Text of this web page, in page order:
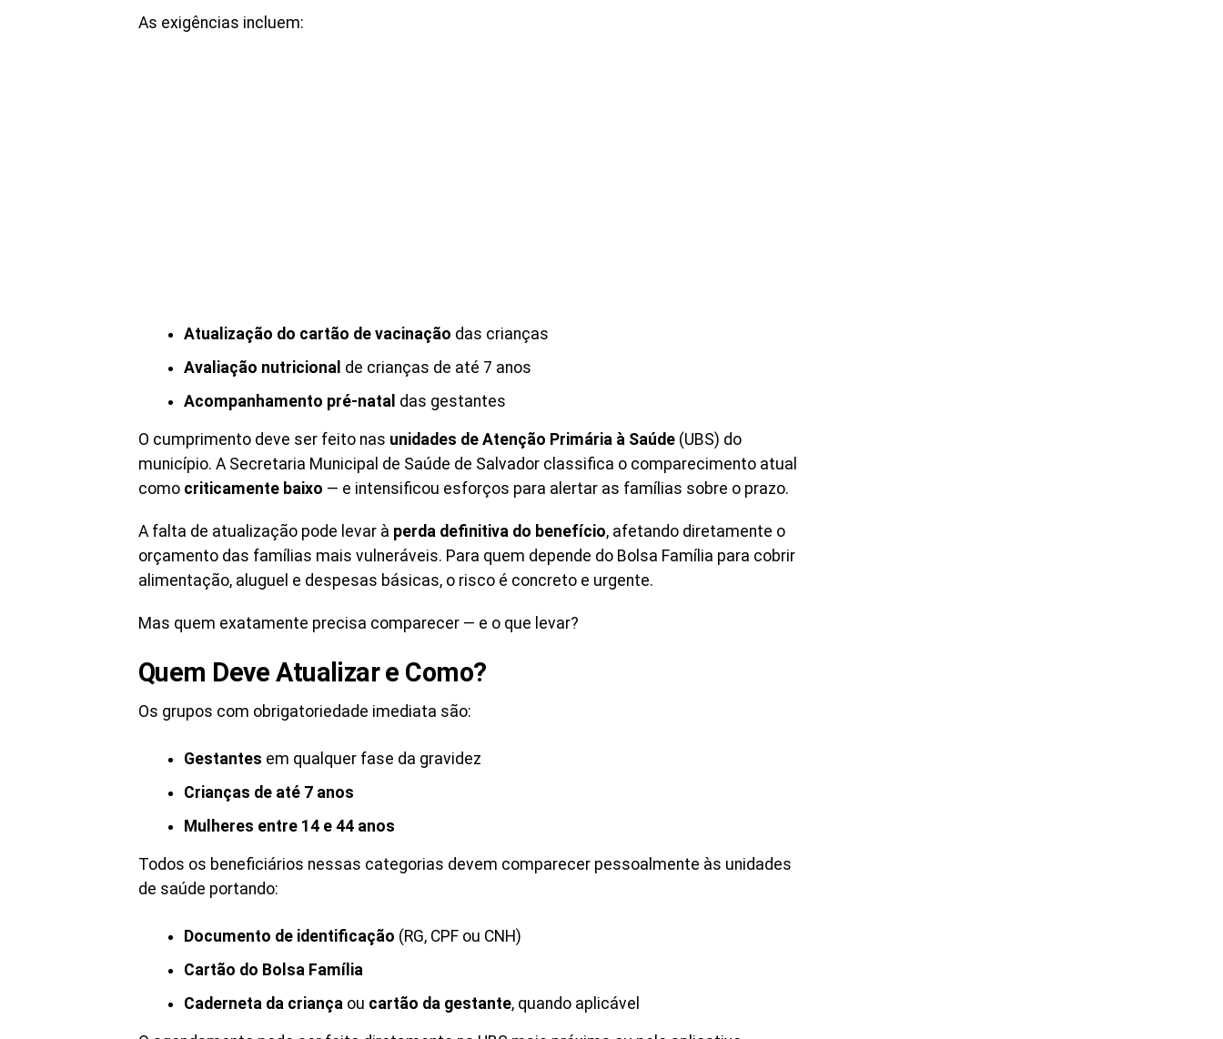
As exigências incluem:
Atualização do cartão de vacinação das crianças
Avaliação nutricional de crianças de até 7 anos
Acompanhamento pré-natal das gestantes
O cumprimento deve ser feito nas unidades de Atenção Primária à Saúde (UBS) do
município. A Secretaria Municipal de Saúde de Salvador classifica o comparecimento atual
como criticamente baixo — e intensificou esforços para alertar as famílias sobre o prazo.
A falta de atualização pode levar à perda definitiva do benefício, afetando diretamente o
orçamento das famílias mais vulneráveis. Para quem depende do Bolsa Família para cobrir
alimentação, aluguel e despesas básicas, o risco é concreto e urgente.
Mas quem exatamente precisa comparecer — e o que levar?
Quem Deve Atualizar e Como?
Os grupos com obrigatoriedade imediata são:
Gestantes em qualquer fase da gravidez
Crianças de até 7 anos
Mulheres entre 14 e 44 anos
Todos os beneficiários nessas categorias devem comparecer pessoalmente às unidades
de saúde portando:
Documento de identificação (RG, CPF ou CNH)
Cartão do Bolsa Família
Caderneta da criança ou cartão da gestante, quando aplicável